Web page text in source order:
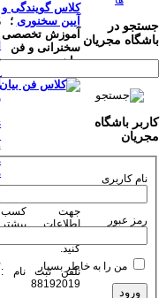
کلاس گویندگی و
آیین سخنوری ؛
آموزش تخصصی
سخنرانی و فن
بیان
جهت کسب
اطلاعات بیشتر
کنید.
تلفن ثبت نام :
88192019
جستجو در
باشگاه مجریان
کاربر باشگاه
مجریان
نام کاربری
رمز عبور
من را به خاطر بسپار